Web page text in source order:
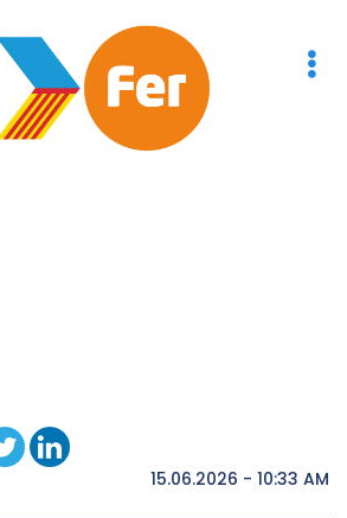
15.06.2026 - 10:33 AM